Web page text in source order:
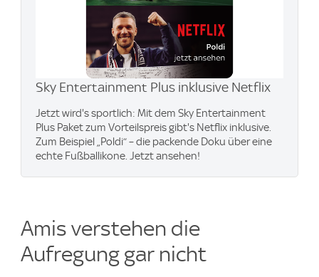
Sky Entertainment Plus inklusive Netflix
Jetzt wird's sportlich: Mit dem Sky Entertainment
Plus Paket zum Vorteilspreis gibt's Netflix inklusive.
Zum Beispiel „Poldi“ – die packende Doku über eine
echte Fußballikone. Jetzt ansehen!
Amis verstehen die
Aufregung gar nicht